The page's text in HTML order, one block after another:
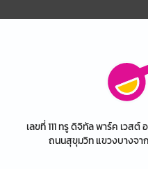
เลขที่ 111 ทรู ดิจิทัล พาร์ค เวส
ถนนสุขุมวิท แขวงบางจา